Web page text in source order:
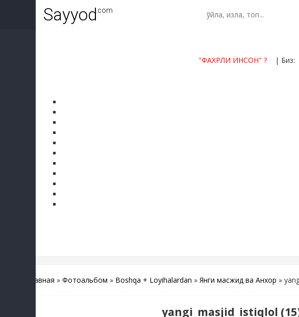
Sayyod.com
"ФАХРЛИ ИНСОН"? | Биз:
Главная » Фотоальбом » Boshqa + Loyihalardan » Янги масжид ва Анхор »
yangi_masjid_istiqlol